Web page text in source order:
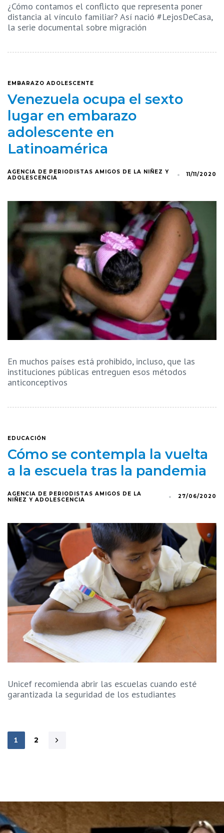
¿Cómo contamos el conflicto que representa poner
distancia al vínculo familiar? Así nació #LejosDeCasa,
la serie documental sobre migración
EMBARAZO ADOLESCENTE
Venezuela ocupa el sexto
lugar en embarazo
adolescente en
Latinoamérica
AGENCIA DE PERIODISTAS AMIGOS DE LA NIÑEZ Y
ADOLESCENCIA
11/11/2020
En muchos países está prohibido, incluso, que las
instituciones públicas entreguen esos métodos
anticonceptivos
EDUCACIÓN
Cómo se contempla la vuelta
a la escuela tras la pandemia
AGENCIA DE PERIODISTAS AMIGOS DE LA
NIÑEZ Y ADOLESCENCIA
27/06/2020
Unicef recomienda abrir las escuelas cuando esté
garantizada la seguridad de los estudiantes
1 2